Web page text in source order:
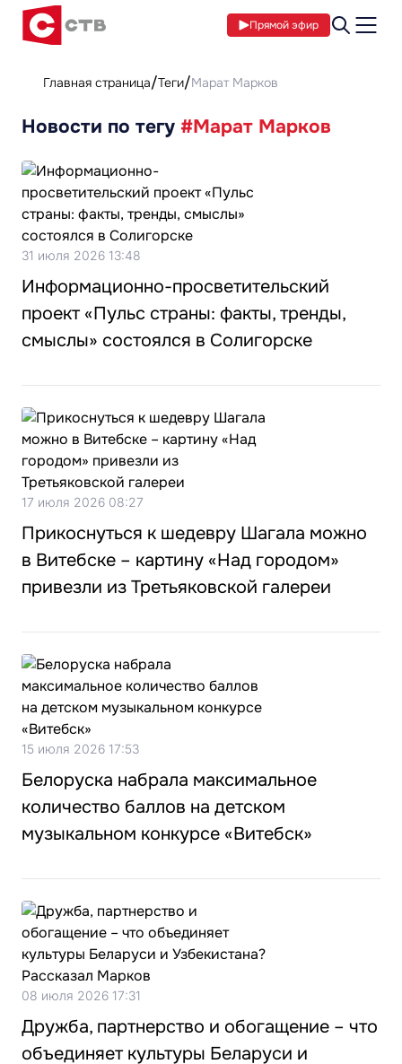
Прямой эфир
Главная страница Теги Марат Марков
Новости по тегу #Марат Марков
31 июля 2026 13:48
Информационно-просветительский
проект «Пульс страны: факты, тренды,
смыслы» состоялся в Солигорске
17 июля 2026 08:27
Прикоснуться к шедевру Шагала можно
в Витебске – картину «Над городом»
привезли из Третьяковской галереи
15 июля 2026 17:53
Белоруска набрала максимальное
количество баллов на детском
музыкальном конкурсе «Витебск»
08 июля 2026 17:31
Дружба, партнерство и обогащение – что
объединяет культуры Беларуси и